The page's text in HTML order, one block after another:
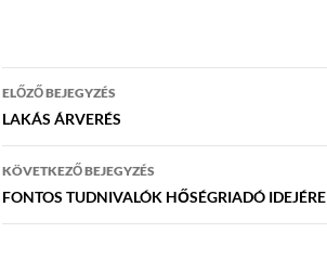
Bejegyzés
navigáció
ELŐZŐ BEJEGYZÉS
LAKÁS ÁRVERÉS
KÖVETKEZŐ BEJEGYZÉS
FONTOS TUDNIVALÓK HŐSÉGRIADÓ IDEJÉRE